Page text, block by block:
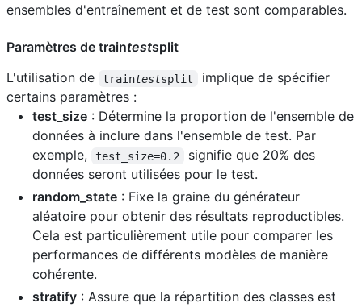
ensembles d'entraînement et de test sont comparables.
Paramètres de traintestsplit
L'utilisation de
traintestsplit
implique de spécifier
certains paramètres :
test_size : Détermine la proportion de l'ensemble de
données à inclure dans l'ensemble de test. Par
exemple,
test_size=0.2
signifie que 20% des
données seront utilisées pour le test.
random_state : Fixe la graine du générateur
aléatoire pour obtenir des résultats reproductibles.
Cela est particulièrement utile pour comparer les
performances de différents modèles de manière
cohérente.
stratify : Assure que la répartition des classes est